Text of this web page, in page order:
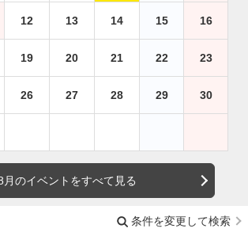
12 13 14 15 16
19 20 21 22 23
26 27 28 29 30
月のイベントをすべて見る
条件を変更して検索